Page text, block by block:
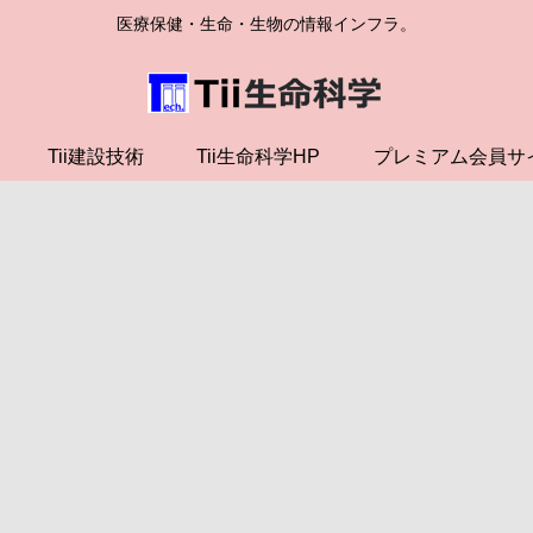
医療保健・生命・生物の情報インフラ。
Tii建設技術 Tii生命科学HP プレミアム会員サ